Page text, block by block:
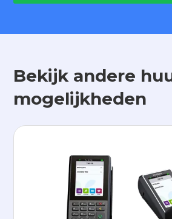
Bekijk andere
mogelijkheden